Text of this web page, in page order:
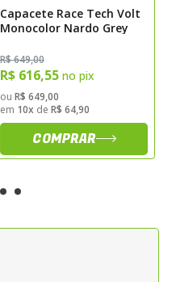
conta com
respirável e
removível e
Tech Volt
frescor e fácil
longos períodos
Ventilação
Capacete Race Tech Volt
Monocolor Nardo Grey
R$ 649,00
R$ 616,55 no pix
ou R$ 649,00
em 10x de R$ 64,90
COMPRAR